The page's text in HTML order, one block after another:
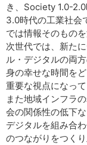
き、Society 1.0-
3.0時代の工業社会
では情報そのもの
次世代では、新た
ル・デジタルの両
身の幸せな時間を
重要な視点になって
また地域インフラ
会の関係性の低下
デジタルを組み合
のつながりをつく